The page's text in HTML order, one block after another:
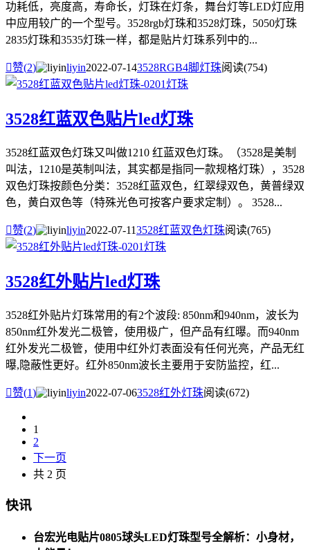
功耗低，亮度高，寿命长，灯珠在灯条，舞台灯等LED灯应用
中应用较广的一个型号。3528rgb灯珠和3528灯珠，5050灯珠
2835灯珠和3535灯珠一样，都是贴片灯珠系列中的...
赞(2) liyin2022-07-143528RGB4脚灯珠阅读(754)
3528红蓝双色贴片led灯珠
3528红蓝双色灯珠又叫做1210 红蓝双色灯珠。（3528是美制
叫法，1210是英制叫法，其实都是指同一款规格灯珠），3528
双色灯珠按颜色分类：3528红蓝双色，红翠绿双色，黄普绿双
色，黄白双色等（特殊光色可按客户要求定制）。 3528...
赞(2) liyin2022-07-113528红蓝双色灯珠阅读(765)
3528红外贴片led灯珠
3528红外贴片灯珠常用的有2个波段: 850nm和940nm，波长为
850nm红外发光二极管，使用极广，但产品有红曝。而940nm
红外发光二极管，使用中红外灯表面没有任何光亮，产品无红
曝,隐蔽性更好。红外850nm波长主要用于安防监控，红...
赞(1) liyin2022-07-063528红外灯珠阅读(672)
1
2
下一页
共 2 页
快讯
台宏光电贴片0805球头LED灯珠型号全解析：小身材，